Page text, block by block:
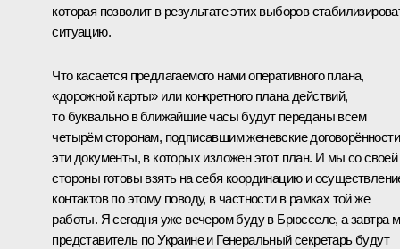
которая позволит в результате этих выборов
ситуацию.
Что касается предлагаемого нами оперативного плана,
«дорожной карты» или конкретного плана действий,
то буквально в ближайшие часы будут переданы всем
четырём сторонам, подписавшим женевские
эти документы, в которых изложен этот план. И мы со своей
стороны готовы взять на себя координацию и
контактов по этому поводу, в частности в рамках той же
работы. Я сегодня уже вечером буду в Брюсселе, а завтра
представитель по Украине и Генеральный секретарь будут